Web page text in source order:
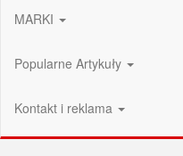
MARKI
Popularne Artykuły
Kontakt i reklama